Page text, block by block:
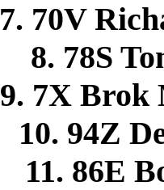
7. 70V
8. 78S
9. 7X
10. 94Z
11. 86E